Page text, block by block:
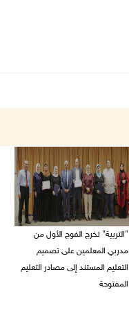
"التربية" تخرج الفوج الأول من
مدربي المعلمين على تصميم
التعليم المستند إلى مصادر التعليم
المفتوحة